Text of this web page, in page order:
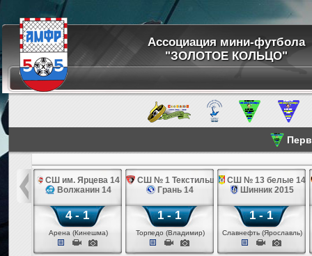
Ассоциация мини-футбола
"ЗОЛОТОЕ КОЛЬЦО"
14
14
СШ им. Ярцева 14
Волжанин 14
4 - 1
Арена (Кинешма)
СШ № 1 Текстильщик 14
Грань 14
1 - 1
Торпедо (Владимир)
СШ № 13 белые 14
Шинник 2015
1 - 1
Славнефть (Ярославль)